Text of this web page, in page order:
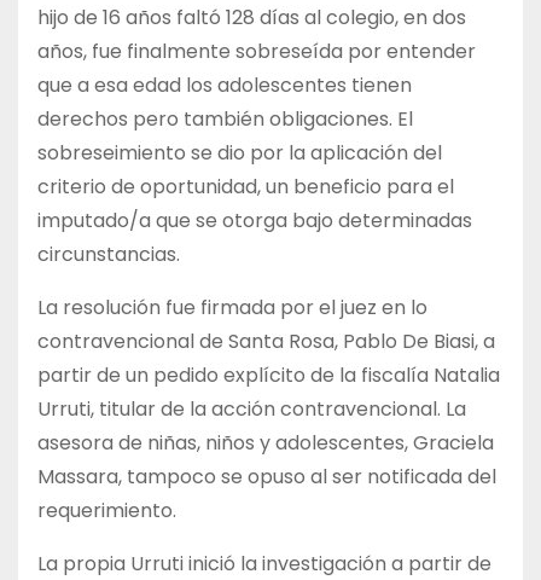
hijo de 16 años faltó 128 días al colegio, en dos
años, fue finalmente sobreseída por entender
que a esa edad los adolescentes tienen
derechos pero también obligaciones. El
sobreseimiento se dio por la aplicación del
criterio de oportunidad, un beneficio para el
imputado/a que se otorga bajo determinadas
circunstancias.
La resolución fue firmada por el juez en lo
contravencional de Santa Rosa, Pablo De Biasi, a
partir de un pedido explícito de la fiscalía Natalia
Urruti, titular de la acción contravencional. La
asesora de niñas, niños y adolescentes, Graciela
Massara, tampoco se opuso al ser notificada del
requerimiento.
La propia Urruti inició la investigación a partir de